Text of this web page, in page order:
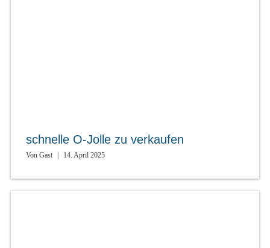
schnelle O-Jolle zu verkaufen
Von Gast | 14. April 2025